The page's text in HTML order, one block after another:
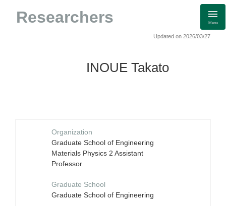
Researchers Menu
Updated on 2026/03/27
INOUE Takato
Organization
Graduate School of Engineering
Materials Physics 2 Assistant
Professor
Graduate School
Graduate School of Engineering